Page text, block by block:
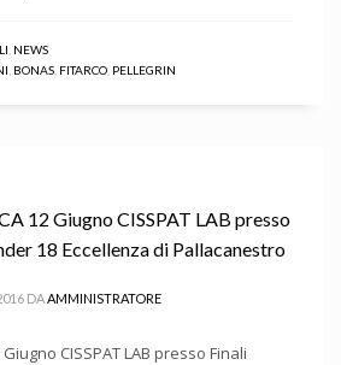
NEWS
BONAS FITARCO PELLEGRIN
12 Giugno CISSPAT LAB presso
18 Eccellenza di Pallacanestro
DAAMMINISTRATORE
Giugno CISSPAT LAB presso Finali